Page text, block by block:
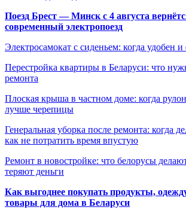
Поезд Брест — Минск с 4 августа
современный электропоезд
Электросамокат с сиденьем: когда удобен
Перестройка квартиры в Беларуси: что
ремонта
Плоская крыша в частном доме: когда
лучше черепицы
Генеральная уборка после ремонта: когда
как не потратить время впустую
Ремонт в новостройке: что белорусы
теряют деньги
Как выгоднее покупать продукты,
товары для дома в Беларуси